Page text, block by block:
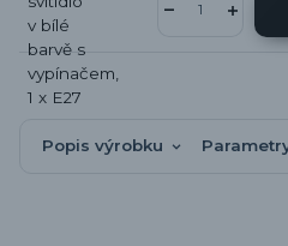
Popis výrobku